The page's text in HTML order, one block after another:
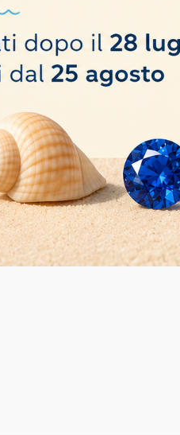
20,00 €